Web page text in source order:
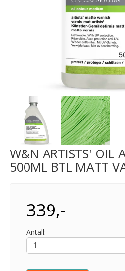
W&N ARTISTS' OIL
500ML BTL MATT
339,-
Antall: